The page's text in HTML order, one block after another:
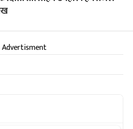
Advertisment